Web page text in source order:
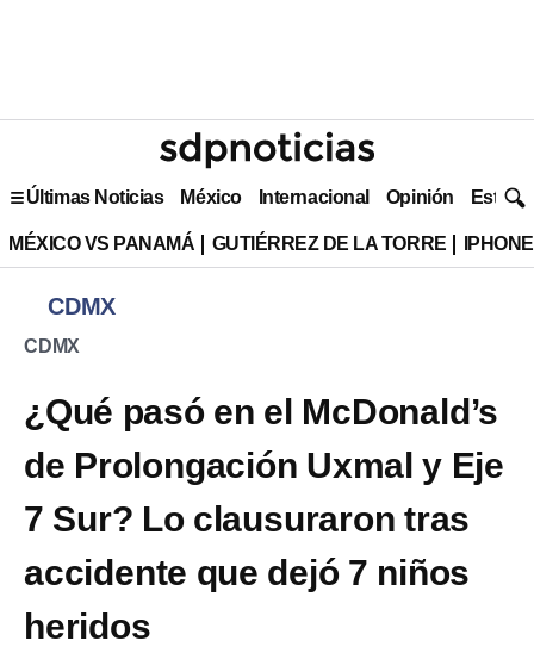
Últimas Noticias México Internacional Opinión Estilo
MÉXICO VS PANAMÁ GUTIÉRREZ DE LA TORRE
CDMX
CDMX
¿Qué pasó en el McDonald’s
de Prolongación Uxmal y Eje
7 Sur? Lo clausuraron tras
accidente que dejó 7 niños
heridos